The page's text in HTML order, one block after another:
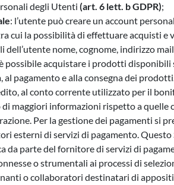
degli Utenti (art. 6 lett. b GDPR);
: l’utente può creare un account
cui la possibilità di effettuare acquisti e
dell’utente nome, cognome, indirizzo
è possibile acquistare i prodotti
al pagamento e alla consegna dei
al conto corrente utilizzato per il
maggiori informazioni rispetto a quelle
Per la gestione dei pagamenti si
esterni di servizi di pagamento.
da parte del fornitore di servizi di
o strumentali ai processi di
o collaboratori destinatari di
Portugal -EUR € 15.00
Czech Republic -EUR € 15.00
Romania -EUR € 15.00
Slovakia -EUR € 15.00
Slovenia -EUR € 15.00
Spain -EUR € 15.00